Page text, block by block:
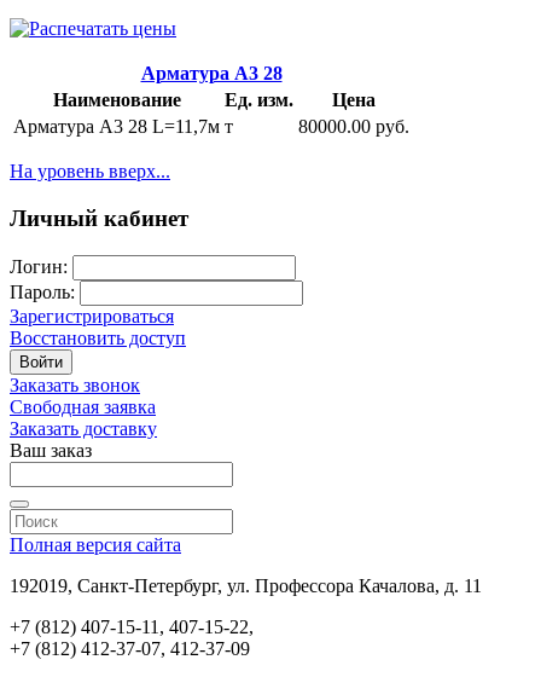
Наименование Ед. изм. Цена
Арматура А3 28
Арматура А3 28 L=11,7м т 80000.00 руб.
На уровень вверх...
Личный кабинет
Логин:
Пароль:
Зарегистрироваться
Восстановить доступ
Войти
Заказать звонок
Свободная заявка
Заказать доставку
Ваш заказ
Полная версия сайта
192019, Санкт-Петербург, ул. Профессора Качалова, д. 11
+7 (812) 407-15-11, 407-15-22,
+7 (812) 412-37-07, 412-37-09